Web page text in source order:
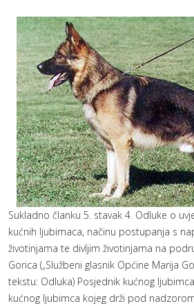
Sukladno članku 5. stavak 4. Odluke o
kućnih ljubimaca, načinu postupanja s
životinjama te divljim životinjama na
Gorica („Službeni glasnik Općine Marija
tekstu: Odluka) Posjednik kućnog
kućnog ljubimca kojeg drži pod